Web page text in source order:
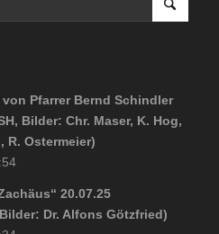
Pfarrer Bernd Schindler
Bilder: Chr. Maser, K. Hog,
R. Ostermeier)
20.07.25
Dr. Alfons Götzfried)